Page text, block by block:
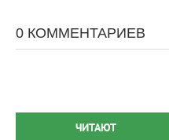
0 КОММЕНТАРИЕВ
ЧИТАЮТ